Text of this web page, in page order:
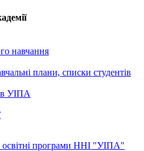
навчання
плани, списки студентів
УІПА
освітні програми ННІ "УІПА"